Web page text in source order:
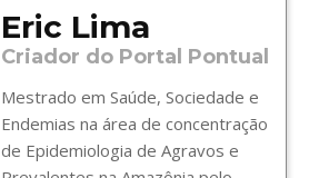
Eric Lima
Criador do Portal Pontual
Mestrado em Saúde, Sociedade e
Endemias na área de concentração
de Epidemiologia de Agravos e